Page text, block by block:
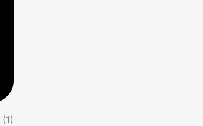
(1)